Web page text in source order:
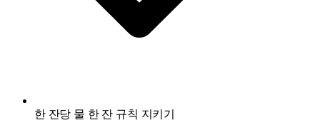
한 잔당 물 한 잔 규칙 지키기